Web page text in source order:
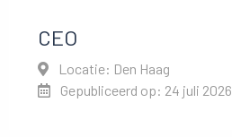
CEO
Locatie: Den Haag
Gepubliceerd op: 24 juli 2026